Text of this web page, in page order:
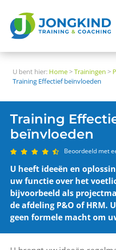
U bent hier: Home>Trainingen >
Training Effectief beïnvloeden
Training
beïnvloeden
Beoordeeld met
U heeft ideeën en
uw functie over het
bijvoorbeeld als
de afdeling P&O of HRM.
geen formele macht om